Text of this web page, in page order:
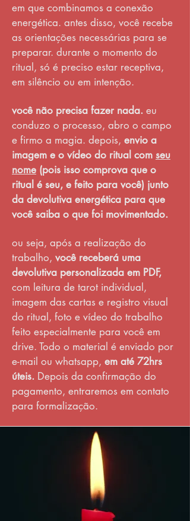
em que combinamos a conexão
energética. antes disso, você recebe
as orientações necessárias para se
preparar. durante o momento do
ritual, só é preciso estar receptiva,
em silêncio ou em intenção.
você não precisa fazer nada. eu
conduzo o processo, abro o campo
e firmo a magia. depois, envio a
imagem e o vídeo do ritual com seu
nome (pois isso comprova que o
ritual é seu, e feito para você) junto
da devolutiva energética para que
você saiba o que foi movimentado.
ou seja, após a realização do
trabalho, você receberá uma
devolutiva personalizada em PDF,
com leitura de tarot individual,
imagem das cartas e registro visual
do ritual, foto e vídeo do trabalho
feito especialmente para você em
drive. Todo o material é enviado por
e-mail ou whatsapp, em até 72hrs
úteis. Depois da confirmação do
pagamento, entraremos em contato
para formalização.